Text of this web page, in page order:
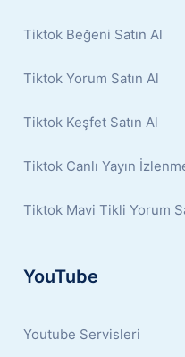
Tiktok Beğeni Satın Al
Tiktok Yorum Satın Al
Tiktok Keşfet Satın Al
Tiktok Canlı Yayın
Tiktok Mavi Tikli Yorum
YouTube
Youtube Servisleri